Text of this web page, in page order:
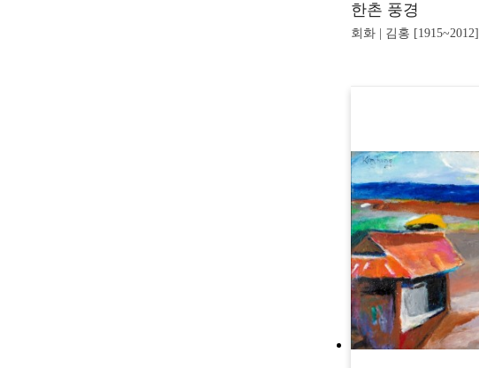
한촌 풍경
회화 | 김홍 [1915~2012]